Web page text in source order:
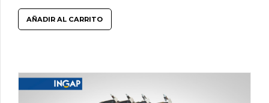
AÑADIR AL CARRITO